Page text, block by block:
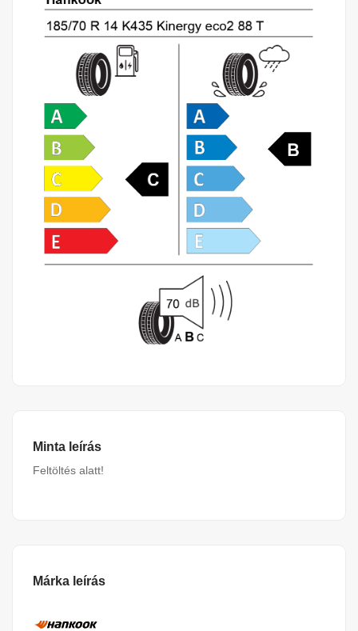
Minta leírás
Feltöltés alatt!
Márka leírás